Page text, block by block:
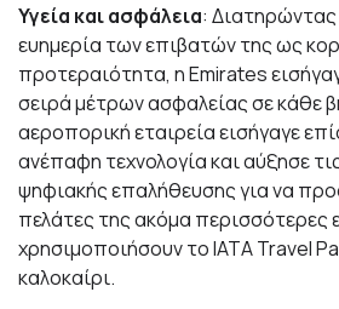
Υγεία και ασφάλεια: Διατηρώντας
ευημερία των επιβατών της ως
προτεραιότητα, η Emirates
σειρά μέτρων ασφαλείαςσε κάθε
αεροπορική εταιρεία εισήγαγε
ανέπαφη τεχνολογίακαι αύξησε
ψηφιακής επαλήθευσης για να
πελάτες της ακόμα περισσότερες
χρησιμοποιήσουν τοIATA Travel
καλοκαίρι.